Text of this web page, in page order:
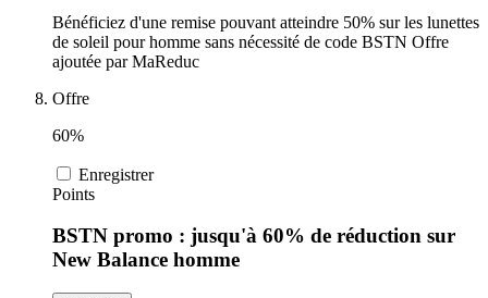
Bénéficiez d'une remise pouvant atteindre 50% sur les lunettes
de soleil pour homme sans nécessité de code BSTN Offre
ajoutée par MaReduc
Offre
60%
Enregistrer
Points
BSTN promo : jusqu'à 60% de réduction sur
New Balance homme